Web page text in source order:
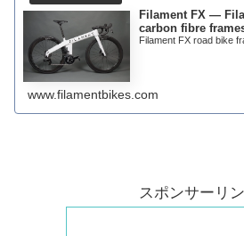
Filament FX —
carbon fibre
Filament FX road bike
www.filamentbikes.com
スポンサーリ